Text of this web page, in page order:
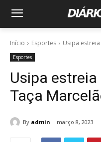
Início Esportes Usipa
Esportes
Usipa
Taça
By admin março 8, 2023